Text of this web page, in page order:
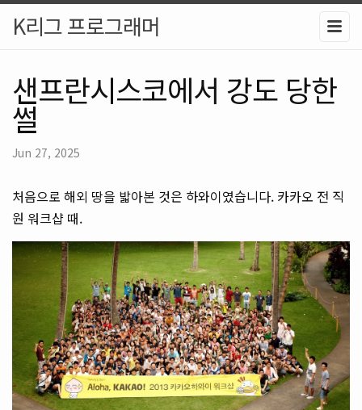
K리그 프로그래머
샌프란시스코에서 강도 당한
썰
Jun 27, 2025
처음으로 해외 땅을 밟아본 것은 하와이였습니다. 카카오 전 직
원 워크샵 때.